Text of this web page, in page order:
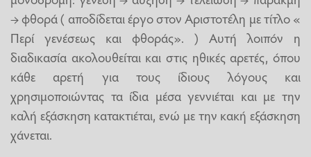
→ φθορά ( αποδίδεται έργο στον Αριστοτέλη με τίτλο «
Περί γενέσεως και φθοράς». ) Αυτή λοιπόν η
διαδικασία ακολουθείται και στις ηθικές αρετές, όπου
κάθε αρετή για τους ίδιους λόγους και
χρησιμοποιώντας τα ίδια μέσα γεννιέται και με την
καλή εξάσκηση κατακτιέται, ενώ με την κακή εξάσκηση
χάνεται.